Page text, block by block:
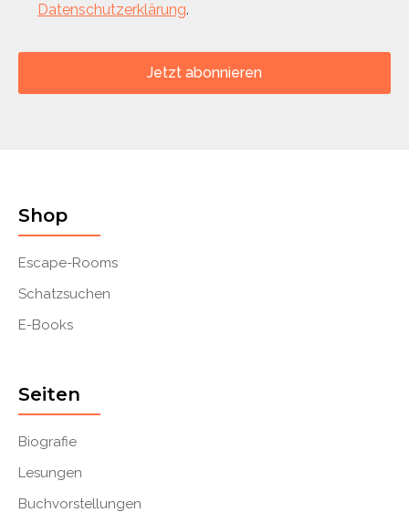
Datenschutzerklärung.
Jetzt abonnieren
Shop
Escape-Rooms
Schatzsuchen
E-Books
Seiten
Biografie
Lesungen
Buchvorstellungen